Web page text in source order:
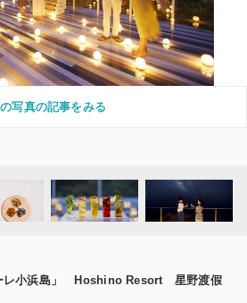
写真の記事をみる
レ小浜島」 Hoshino Resort 星野渡假